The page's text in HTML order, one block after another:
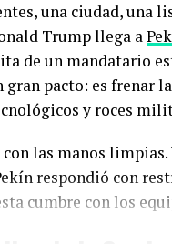
una ciudad, una
Trump llega a
de un mandatario
gran pacto: es frenar
y roces
las manos limpias.
respondió con
cumbre con los